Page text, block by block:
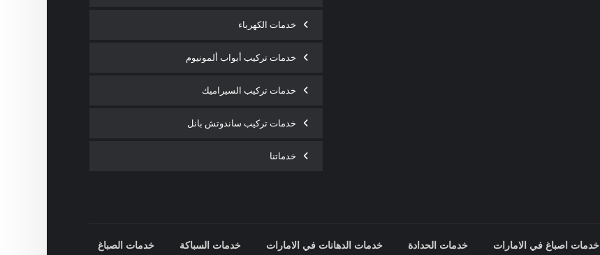
خدمات الكهرباء
خدمات تركيب أبواب ألمونيوم
خدمات تركيب السيراميك
خدمات تركيب ساندوتش بانل
خدماتنا
خدمات اصباغ في الامارات خدمات الحدادة خدمات الدهانات في الامارات خدمات السباكة خدمات الصباغ